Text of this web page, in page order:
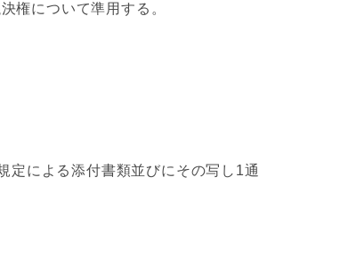
権について準用する。
による添付書類並びにその写し1通